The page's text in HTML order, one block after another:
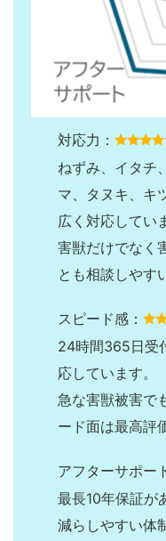
対応力：
ねずみ、イタチ
マ、タヌキ、キ
広く対応してい
害獣だけでなく
とも相談しやす
スピード感：
24時間365日受
応しています。
急な害獣被害で
ード面は最高評
アフターサポー
最長10年保証が
減らしやすい体